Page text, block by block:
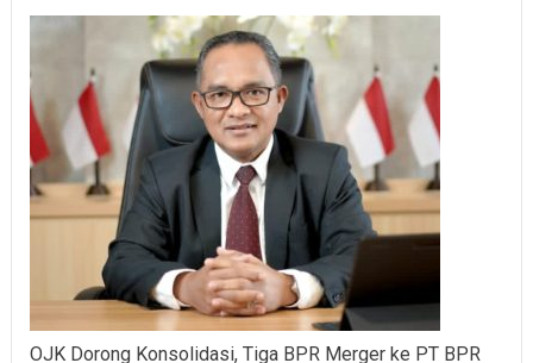
OJK Dorong Konsolidasi, Tiga BPR Merger ke PT BPR